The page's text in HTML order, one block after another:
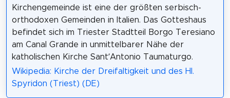
Kirchengemeinde ist eine der größten serbisch-
orthodoxen Gemeinden in Italien. Das Gotteshaus
befindet sich im Triester Stadtteil Borgo Teresiano
am Canal Grande in unmittelbarer Nähe der
katholischen Kirche Sant’Antonio Taumaturgo.
Wikipedia: Kirche der Dreifaltigkeit und des Hl.
Spyridon (Triest) (DE)